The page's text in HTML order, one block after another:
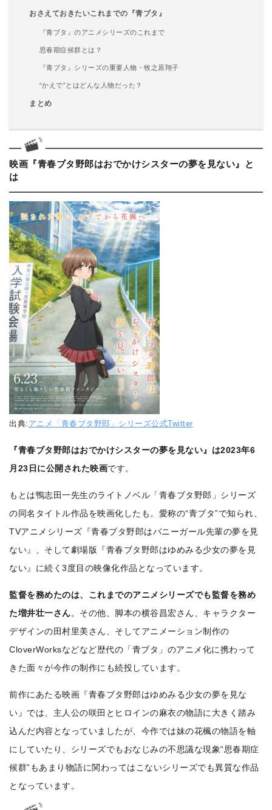
おさえておきたいこれまでの『青ブタ』
『青ブタ』のアニメシリーズのこれまで
思春期症候群とは？
『青ブタ』シリーズの重要人物・牧之原翔子
“かえで”とはどんな人物だった？
まとめ
映画『青春ブタ野郎はおでかけシスターの夢を見ない』と
は
出典: アニメ「青春ブタ野郎」シリーズ公式Twitter
『青春ブタ野郎はおでかけシスターの夢を見ない』は2023年6
月23日に公開された映画です。
もとは鴨志田一先生のライトノベル「青春ブタ野郎」シリーズ
の同名タイトル作品を映画化したも。愛称の“青ブタ”で知られ、
TVアニメシリーズ『青春ブタ野郎はバニーガール先輩の夢を見
ない』、そして劇場版『青春ブタ野郎はゆめみる少女の夢を見
ない』に続く3度目の映像化作品となっています。
監督を務めたのは、これまでのアニメシリーズでも監督を務め
た増井壮一さん。その他、脚本の横谷昌宏さん、キャラクター
デザインの田村里美さん、そしてアニメーション制作の
CloverWorksなどなど歴代の「青ブタ」のアニメ化に携わって
きた面々が今作の制作にも続投しています。
前作にあたる映画『青春ブタ野郎はゆめみる少女の夢を見な
い』では、主人公の咲田とヒロインの麻衣の物語に大きく踏み
込んだ内容となっていましたが、今作では妹の花楓の物語を軸
にしていたり、シリーズでもおなじみの不思議な現象“思春期症
候群”もあまり物語に関わってはこないシリーズでも異質な作品
となっています。